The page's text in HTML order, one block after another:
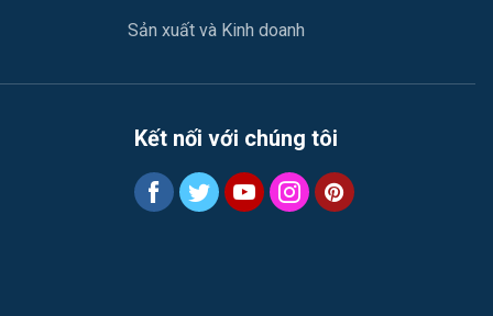
May mặc
Vệ sinh công nghiệp
Sản xuất và Kinh doanh
Kết nối với chúng tôi